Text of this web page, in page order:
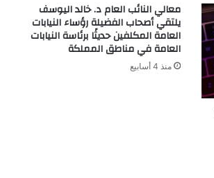
معالي النائب العام د. خالد اليوسف
يلتقي أصحاب الفضيلة رؤساء النيابات
العامة المكلفين حديثًا برئاسة النيابات
العامة في مناطق المملكة
منذ 4 أسابيع